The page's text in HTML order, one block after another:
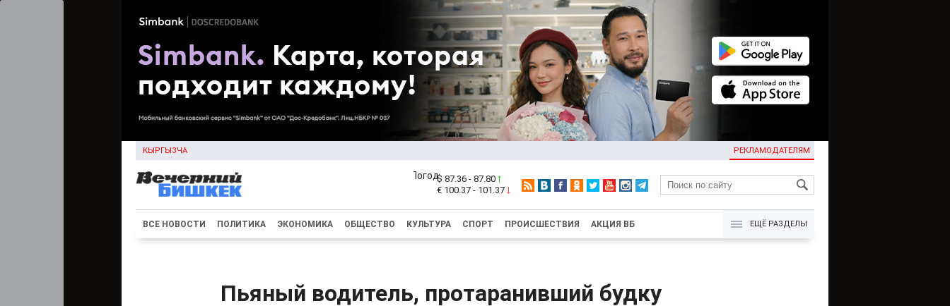
КЫРГЫЗЧА РЕКЛАМОДАТЕЛЯМ
KG
$ 87.36 - 87.80
€ 100.37 - 101.37
ВСЕ НОВОСТИ ПОЛИТИКА ЭКОНОМИКА ОБЩЕСТВО КУЛЬТУРА СПОРТ ПРОИСШЕСТВИЯ АКЦИЯ ВБ ЕЩЁ РАЗДЕЛЫ
Пьяный водитель, протаранивший будку